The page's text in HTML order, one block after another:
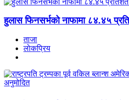
हुलास फिनसर्भको नाफामा ८४.४५
ताजा
लाेकप्रिय